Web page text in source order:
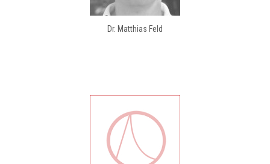
Dr. Matthias Feld